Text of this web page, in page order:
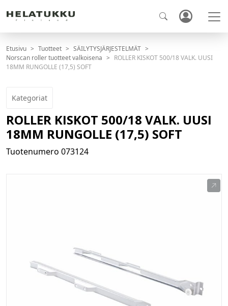
Etusivu Tuotteet
SÄILYTYSJÄRJESTELMÄT
Norscan roller tuotteet valkoisena
ROLLER KISKOT 500/18 VALK. UUSI
18MM RUNGOLLE (17,5) SOFT
Kategoriat
ROLLER KISKOT 500/18 VALK. UUSI
18MM RUNGOLLE (17,5) SOFT
Tuotenumero 073124